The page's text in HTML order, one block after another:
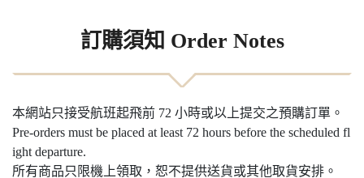
訂購須知 Order Notes
本網站只接受航班起飛前 72 小時或以上提交之預購訂單。
Pre-orders must be placed at least 72 hours before the scheduled fl
ight departure.
所有商品只限機上領取，恕不提供送貨或其他取貨安排。